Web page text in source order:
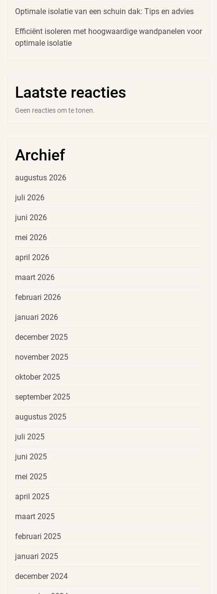
Optimale isolatie van een schuin dak: Tips en advies
Efficiënt isoleren met hoogwaardige wandpanelen voor
optimale isolatie
Laatste reacties
Geen reacties om te tonen.
Archief
augustus 2026
juli 2026
juni 2026
mei 2026
april 2026
maart 2026
februari 2026
januari 2026
december 2025
november 2025
oktober 2025
september 2025
augustus 2025
juli 2025
juni 2025
mei 2025
april 2025
maart 2025
februari 2025
januari 2025
december 2024